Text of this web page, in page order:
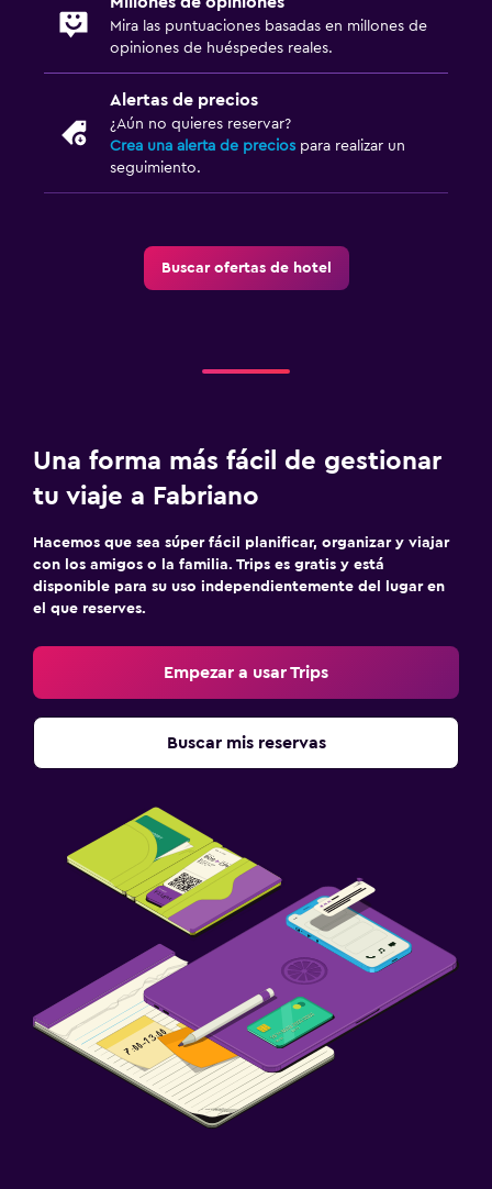
Mira las puntuaciones basadas en millones de
opiniones de huéspedes reales.
Alertas de precios
¿Aún no quieres reservar?
Crea una alerta de precios para realizar un
seguimiento.
Buscar ofertas de hotel
Una forma más fácil de gestionar
tu viaje a Fabriano
Hacemos que sea súper fácil planificar, organizar y viajar
con los amigos o la familia. Trips es gratis y está
disponible para su uso independientemente del lugar en
el que reserves.
Empezar a usar Trips
Buscar mis reservas